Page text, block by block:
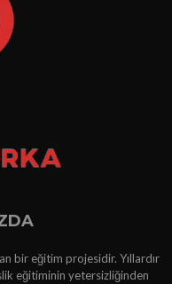
bir eğitim projesidir. Yıllardır
eğitiminin yetersizliğinden